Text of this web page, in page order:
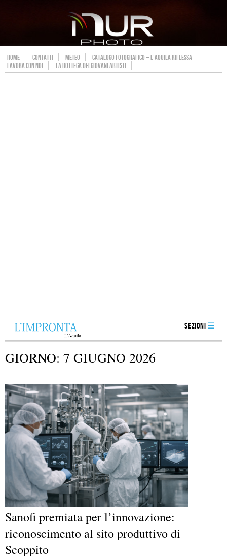
HOME CONTATTI METEO
CATALOGO FOTOGRAFICO – L’AQUILA RIFLESSA
LAVORA CON NOI
LA BOTTEGA DEI GIOVANI ARTISTI
Sezioni
GIORNO: 7 GIUGNO 2026
Sanofi premiata per l’innovazione:
riconoscimento al sito produttivo di
Scoppito